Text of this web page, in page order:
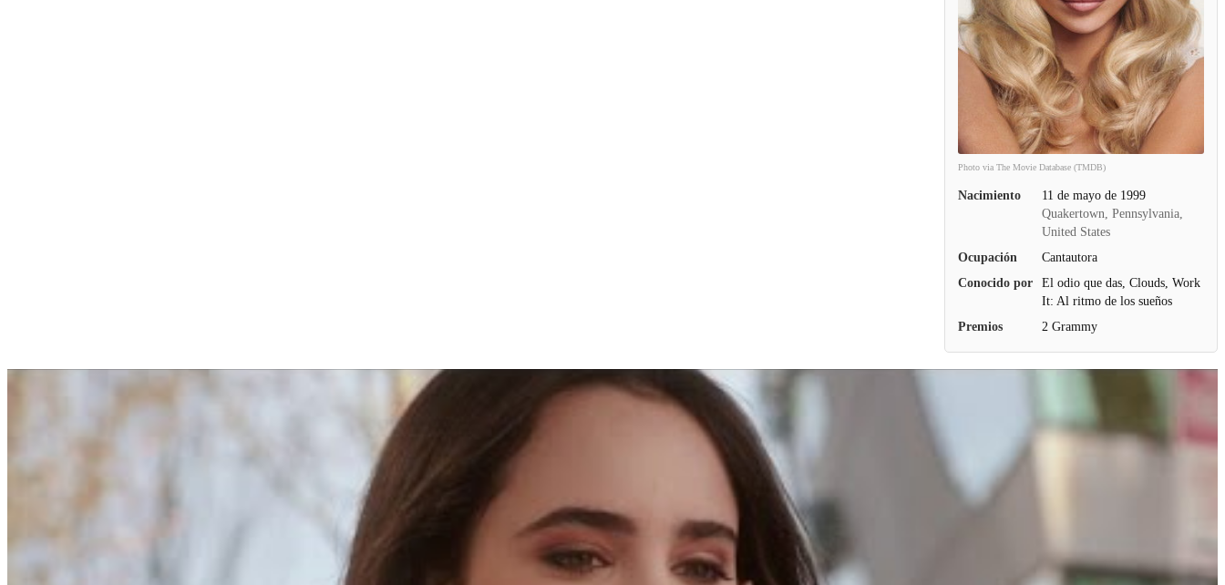
Photo via The Movie Database (TMDB)
Nacimiento
11 de mayo de 1999
Quakertown, Pennsylvania,
United States
Ocupación
Cantautora
Conocido por
El odio que das, Clouds, Work
It: Al ritmo de los sueños
Premios
2 Grammy